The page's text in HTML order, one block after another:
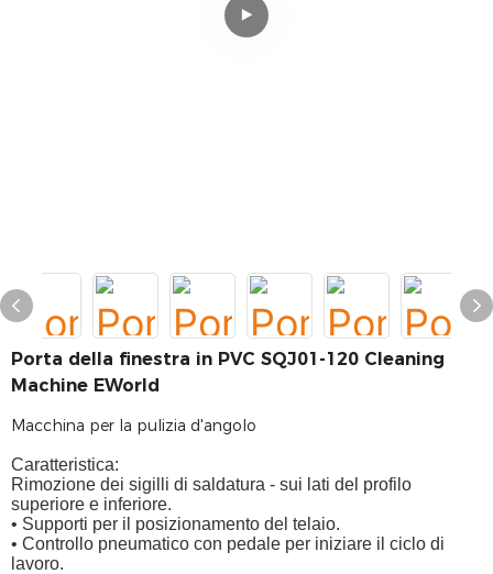
Porta della finestra in PVC SQJ01-120 Cleaning
Machine EWorld
Macchina per la pulizia d'angolo
Caratteristica:
Rimozione dei sigilli di saldatura - sui lati del profilo
superiore e inferiore.
• Supporti per il posizionamento del telaio.
• Controllo pneumatico con pedale per iniziare il ciclo di
lavoro.